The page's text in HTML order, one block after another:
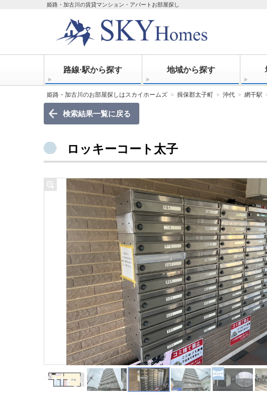
姫路・加古川の賃貸マンション・アパートお部屋探し
路線·駅から探す 地域から探す
姫路・加古川のお部屋探しはスカイホームズ 揖保郡太子町 沖代 網干駅
検索結果一覧に戻る
ロッキーコート太子